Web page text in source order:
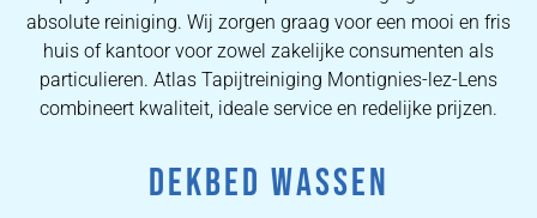
absolute reiniging. Wij zorgen graag voor een mooi en fris
huis of kantoor voor zowel zakelijke consumenten als
particulieren. Atlas Tapijtreiniging Montignies-lez-Lens
combineert kwaliteit, ideale service en redelijke prijzen.
DEKBED WASSEN